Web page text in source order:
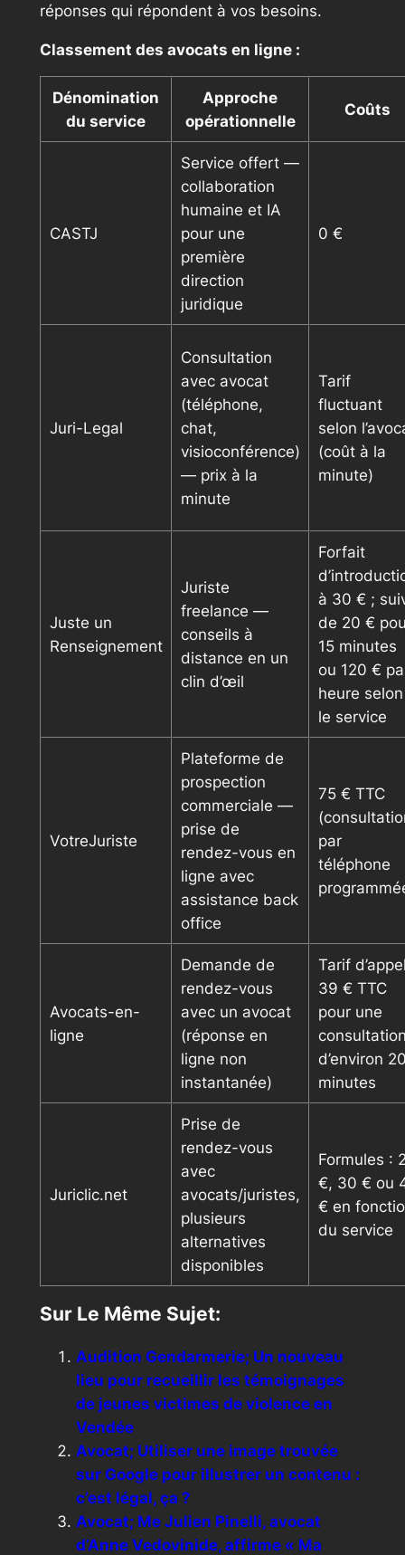
réponses qui répondent à vos besoins.
Classement des avocats en ligne :
Dénomination
du service
Approche
opérationnelle
Coûts
CASTJ
Service offert —
collaboration
humaine et IA
pour une
première
direction
juridique
0 €
Juri-Legal
Consultation
avec avocat
(téléphone,
chat,
visioconférence)
— prix à la
minute
Tarif
fluctuant
selon
(coût à la
minute)
Juste un
Renseignement
Juriste
freelance —
conseils à
distance en un
clin d’œil
Forfait
à 30 € ;
de 20 €
15 minutes
ou 120 €
heure selon
le service
VotreJuriste
Plateforme de
prospection
commerciale —
prise de
rendez-vous en
ligne avec
assistance back
office
75 € TTC
par
téléphone
Avocats-en-
ligne
Demande de
rendez-vous
avec un avocat
(réponse en
ligne non
instantanée)
Tarif
39 € TTC
pour une
d’environ
minutes
Juriclic.net
Prise de
rendez-vous
avec
avocats/juristes,
plusieurs
alternatives
disponibles
Formules :
€, 30 € ou
€ en
du service
Sur Le Même Sujet:
Audition Gendarmerie; Un nouveau
lieu pour recueillir les témoignages
de jeunes victimes de violence en
Vendée
Avocat; Utiliser une image trouvée
sur Google pour illustrer un contenu :
c’est légal, ça ?
Avocat; Me Julien Pinelli, avocat
d’Anne Vedovinide, affirme « Ma